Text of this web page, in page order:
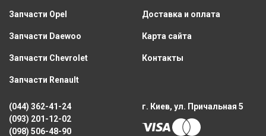
Запчасти Opel
Запчасти Daewoo
Запчасти Chevrolet
Запчасти Renault
Доставка и оплата
Карта сайта
Контакты
(044) 362-41-24
(093) 201-12-02
(098) 506-48-90
г. Киев, ул. Причальная 5